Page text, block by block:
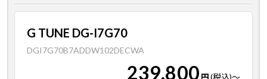
G TUNE DG-I7G70
DGI7G70B7ADDW102DECWA
239,800 円(税込)～